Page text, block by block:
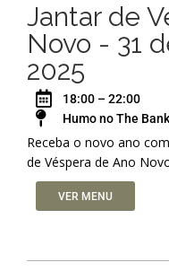
Jantar de
Novo - 31
2025
18:00 – 22:00
Humo no The
Receba o novo ano
de Véspera de Ano
VER MENU